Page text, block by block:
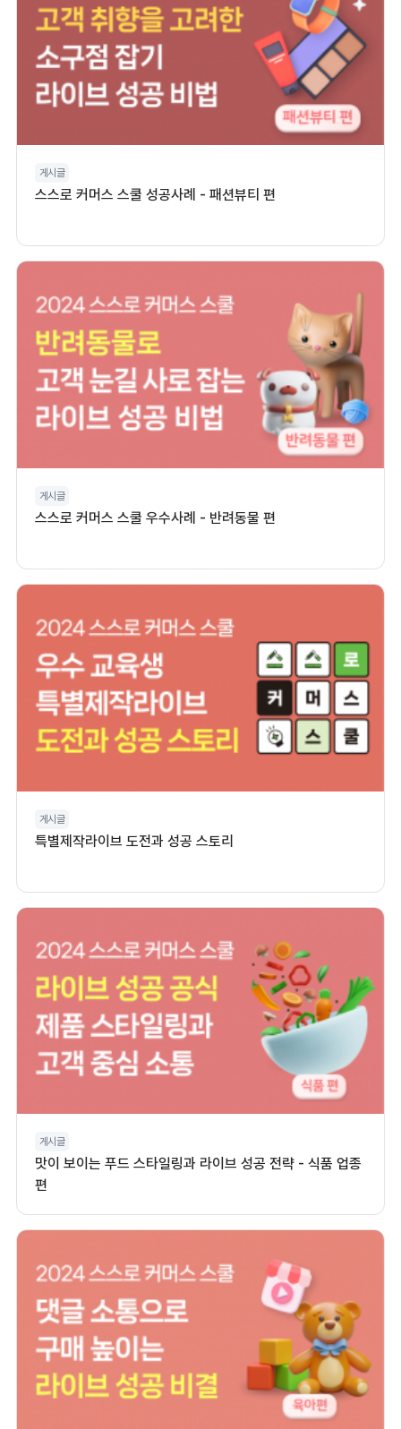
게시글
스스로 커머스 스쿨 성공사례 - 패션뷰티 편
게시글
스스로 커머스 스쿨 우수사례 - 반려동물 편
게시글
특별제작라이브 도전과 성공 스토리
게시글
맛이 보이는 푸드 스타일링과 라이브 성공 전략 - 식품 업종
편